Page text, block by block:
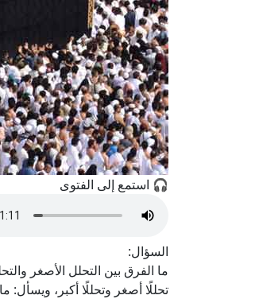
🎧 استمع إلى الفتوى
السؤال:
ما الفرق بين التحلل الأصغر
تحللًا أصغر وتحللًا أكبر، ويسأل: